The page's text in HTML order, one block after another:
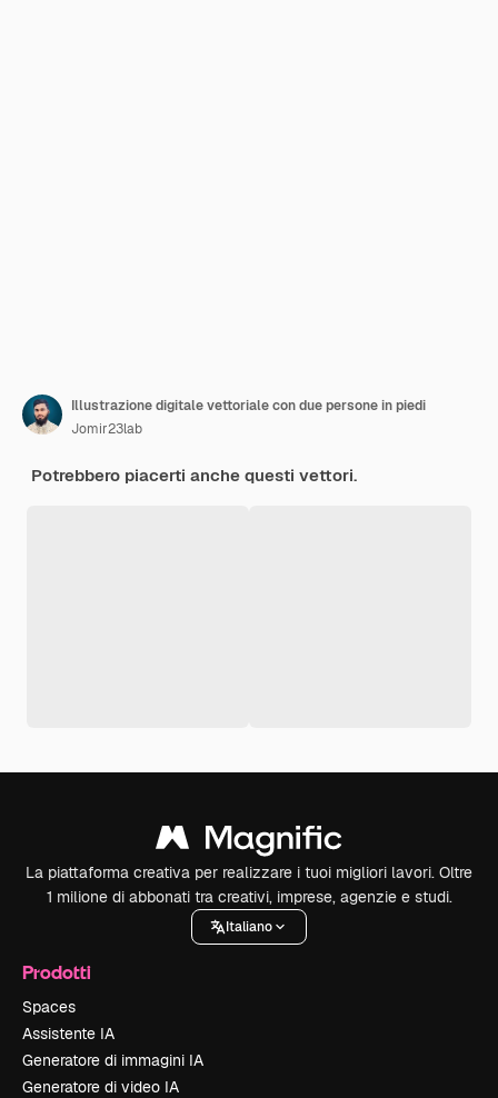
Illustrazione digitale vettoriale con due persone in piedi
Jomir23lab
Potrebbero piacerti anche questi vettori.
La piattaforma creativa per realizzare i tuoi migliori lavori. Oltre
1 milione di abbonati tra creativi, imprese, agenzie e studi.
Italiano
Prodotti
Spaces
Assistente IA
Generatore di immagini IA
Generatore di video IA